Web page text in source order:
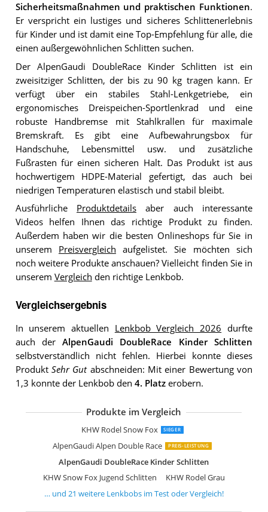
Sicherheitsmaßnahmen und praktischen Funktionen.
Er verspricht ein lustiges und sicheres Schlittenerlebnis
für Kinder und ist damit eine Top-Empfehlung für alle, die
einen außergewöhnlichen Schlitten suchen.
Der AlpenGaudi DoubleRace Kinder Schlitten ist ein
zweisitziger Schlitten, der bis zu 90 kg tragen kann. Er
verfügt über ein stabiles Stahl-Lenkgetriebe, ein
ergonomisches Dreispeichen-Sportlenkrad und eine
robuste Handbremse mit Stahlkrallen für maximale
Bremskraft. Es gibt eine Aufbewahrungsbox für
Handschuhe, Lebensmittel usw. und zusätzliche
Fußrasten für einen sicheren Halt. Das Produkt ist aus
hochwertigem HDPE-Material gefertigt, das auch bei
niedrigen Temperaturen elastisch und stabil bleibt.
Ausführliche Produktdetailsaber auch interessante
Videos helfen Ihnen das richtige Produkt zu finden.
Außerdem haben wir die besten Onlineshops für Sie in
unserem Preisvergleich aufgelistet. Sie möchten sich
noch weitere Produkte anschauen? Vielleicht finden Sie in
unserem Vergleich den richtige Lenkbob.
Vergleichsergebnis
In unserem aktuellen Lenkbob Vergleich 2026 durfte
auch derAlpenGaudi DoubleRace Kinder Schlitten
selbstverständlich nicht fehlen. Hierbei konnte dieses
Produkt Sehr Gutabschneiden: Mit einer Bewertung von
1,3 konnte der Lenkbob den 4. Platzerobern.
Produkte im Vergleich
KHW Rodel Snow Fox SIEGER
AlpenGaudi Alpen Double Race PREIS-LEISTUNG
AlpenGaudi DoubleRace Kinder Schlitten
KHW Snow Fox Jugend Schlitten
KHW Rodel Grau
Franz Schneider 200115 Bob Snow
Gizmo Riders Lenkschlitten
NEUSTANLO by Hamax Bob
Gizmo Riders Lenkschlitten
Gizmo Riders Lenkschlitten
AlpenGaudi Unisex Jugend Space
Hamax Bob Lenkbob
KHW Lenkschlitten Snow Fox Iceblue
KHW Lenkbob Snow Fox pink
KHW Lenkbob Snow Fox Iceblue
AlpenSpace BOB Schlitten Lenkbob
Plastkon Skipper Lenkbob
Dantoy Lenkschlitten
Hamax Bob Lenkbob
Neustanlo Rodel Grün
Rolly Toys Schlitten Schneesurfer
… und 21 weitere Lenkbobsim Test oder Vergleich!